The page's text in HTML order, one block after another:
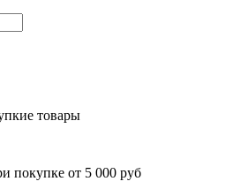
товары
покупке от 5 000 руб